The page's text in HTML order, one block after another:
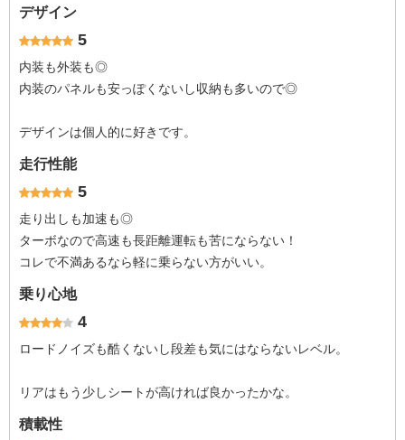
デザイン
5
内装も外装も◎
内装のパネルも安っぽくないし収納も多いので◎
デザインは個人的に好きです。
走行性能
5
走り出しも加速も◎
ターボなので高速も長距離運転も苦にならない！
コレで不満あるなら軽に乗らない方がいい。
乗り心地
4
ロードノイズも酷くないし段差も気にはならないレベル。
リアはもう少しシートが高ければ良かったかな。
積載性